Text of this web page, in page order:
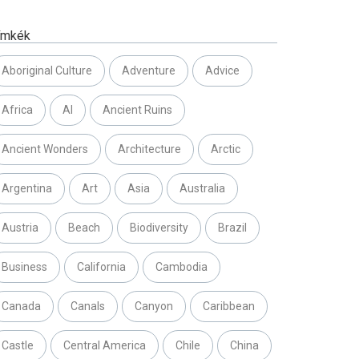
Aboriginal Culture Adventure Advice
Africa AI Ancient Ruins
Ancient Wonders Architecture Arctic
Argentina Art Asia Australia
Austria Beach Biodiversity Brazil
Business California Cambodia
Canada Canals Canyon Caribbean
Castle Central America Chile China